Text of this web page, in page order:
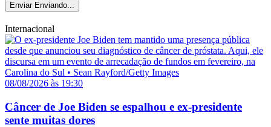
Enviar Enviando...
Internacional
08/08/2026 às 19:30
Câncer de Joe Biden se espalhou e ex-presidente
sente muitas dores